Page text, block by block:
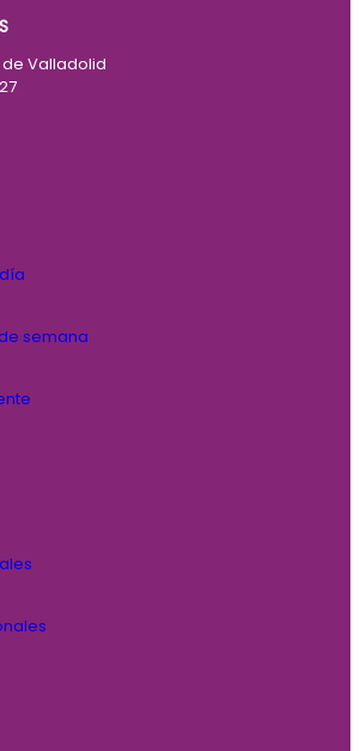
Valladolid
semana